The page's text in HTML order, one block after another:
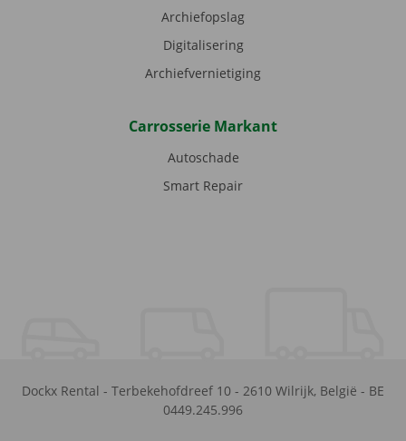
Archiefopslag
Digitalisering
Archiefvernietiging
Carrosserie Markant
Autoschade
Smart Repair
Dockx Rental - Terbekehofdreef 10 - 2610 Wilrijk, België - BE
0449.245.996